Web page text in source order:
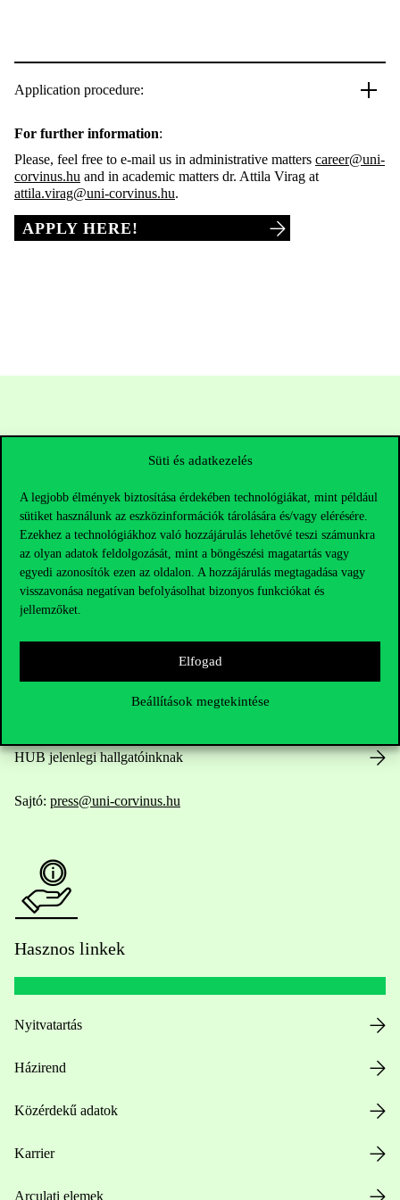
Süti és adatkezelés
A legjobb élmények biztosítása érdekében technológiákat, mint például
sütiket használunk az eszközinformációk tárolására és/vagy elérésére.
Ezekhez a technológiákhoz való hozzájárulás lehetővé teszi számunkra
az olyan adatok feldolgozását, mint a böngészési magatartás vagy
egyedi azonosítók ezen az oldalon. A hozzájárulás megtagadása vagy
visszavonása negatívan befolyásolhat bizonyos funkciókat és
jellemzőket.
Elfogad
Beállítások megtekintése
Application procedure:
For further information:
Please, feel free to e-mail us in administrative matters career@uni-
corvinus.hu and in academic matters dr. Attila Virag at
attila.virag@uni-corvinus.hu.
APPLY HERE!
Elérhetőségek
Kérdésed van a felvételivel kapcsolatban?
HUB jelenlegi hallgatóinknak
Sajtó: press@uni-corvinus.hu
Hasznos linkek
Nyitvatartás
Házirend
Közérdekű adatok
Karrier
Arculati elemek